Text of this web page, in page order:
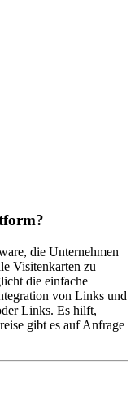
die Unternehmen
Visitenkarten zu
die einfache
von Links und
Links. Es hilft,
gibt es auf Anfrage